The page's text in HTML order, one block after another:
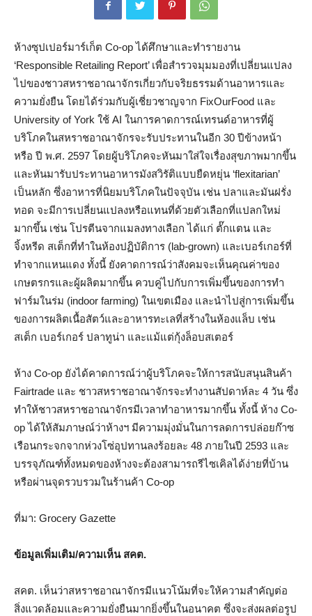
ห้างซุปเปอร์มาร์เก็ต Co-op ได้ศึกษาและทำรายงาน
‘Responsible Retailing Report’ เพื่อสำรวจมุมมองที่เปลี่ยนแปลง
ไปของชาวสหราชอาณาจักรเกี่ยวกับจริยธรรมด้านอาหารและ
ความยั่งยืน โดยได้ร่วมกับผู้เชี่ยวชาญจาก FixOurFood และ
University of York ใช้ AI ในการคาดการณ์เทรนด์อาหารที่ผู้
บริโภคในสหราชอาณาจักรจะรับประทานในอีก 30 ปีข้างหน้า
หรือ ปี พ.ศ. 2597 โดยผู้บริโภคจะหันมาใส่ใจเรื่องสุขภาพมากขึ้น
และหันมารับประทานอาหารมังสวิรัติแบบยืดหยุ่น ‘flexitarian’
เป็นหลัก ซึ่งอาหารที่นิยมบริโภคในปัจจุบัน เช่น ปลาและมันฝรั่ง
ทอด จะมีการเปลี่ยนแปลงหรือแทนที่ด้วยตัวเลือกที่แปลกใหม่
มากขึ้น เช่น โปรตีนจากแมลงทางเลือก ได้แก่ ตั๊กแตน และ
จิ้งหรีด สเต็กที่ทำในห้องปฏิบัติการ (lab-grown) และเบอร์เกอร์ที่
ทำจากแหนแดง ทั้งนี้ ยังคาดการณ์ว่าสังคมจะเห็นคุณค่าของ
เกษตรกรและผู้ผลิตมากขึ้น ควบคู่ไปกับการเพิ่มขึ้นของการทำ
ฟาร์มในร่ม (indoor farming) ในเขตเมือง และนำไปสู่การเพิ่มขึ้น
ของการผลิตเนื้อสัตว์และอาหารทะเลที่สร้างในห้องแล็บ เช่น
สเต็ก เบอร์เกอร์ ปลาทูน่า และแม้แต่กุ้งล็อบสเตอร์
ห้าง Co-op ยังได้คาดการณ์ว่าผู้บริโภคจะให้การสนับสนุนสินค้า
Fairtrade และ ชาวสหราชอาณาจักรจะทำงานสัปดาห์ละ 4 วัน ซึ่ง
ทำให้ชาวสหราชอาณาจักรมีเวลาทำอาหารมากขึ้น ทั้งนี้ ห้าง Co-
op ได้ให้สัมภาษณ์ว่าห้างฯ มีความมุ่งมั่นในการลดการปล่อยก๊าซ
เรือนกระจกจากห่วงโซ่อุปทานลงร้อยละ 48 ภายในปี 2593 และ
บรรจุภัณฑ์ทั้งหมดของห้างจะต้องสามารถรีไซเคิลได้ง่ายที่บ้าน
หรือผ่านจุดรวบรวมในร้านค้า Co-op
ที่มา: Grocery Gazette
ข้อมูลเพิ่มเติม/ความเห็น สคต.
สคต. เห็นว่าสหราชอาณาจักรมีแนวโน้มที่จะให้ความสำคัญต่อ
สิ่งแวดล้อมและความยั่งยืนมากยิ่งขึ้นในอนาคต ซึ่งจะส่งผลต่อรูป